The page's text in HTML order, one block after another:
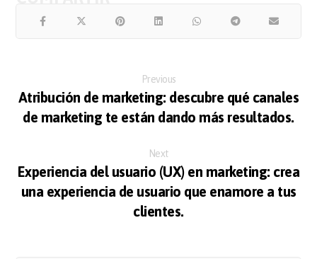
Previous
Atribución de marketing: descubre qué canales
de marketing te están dando más resultados.
Next
Experiencia del usuario (UX) en marketing: crea
una experiencia de usuario que enamore a tus
clientes.